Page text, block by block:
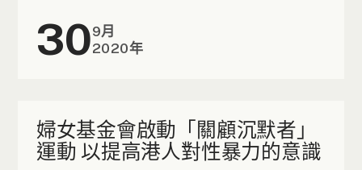
309月
2020年
婦女基金會啟動「關顧沉默者」
運動 以提高港人對性暴力的意識